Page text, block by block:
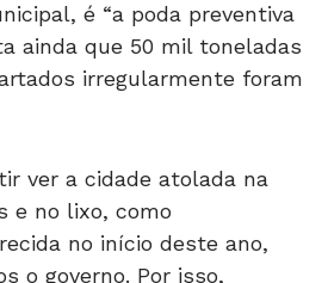
é “a poda preventiva
ainda que 50 mil toneladas
irregularmente foram
ver a cidade atolada na
e no lixo, como
no início deste ano,
o governo. Por isso,